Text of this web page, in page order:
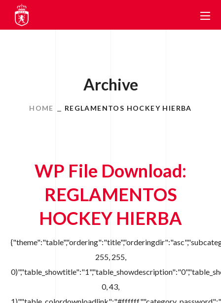
Archive
HOME REGLAMENTOS HOCKEY HIERBA
WP File Download:
REGLAMENTOS
HOCKEY HIERBA
255, 255,
0, 43,